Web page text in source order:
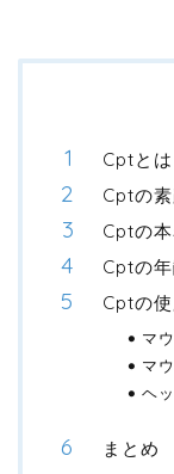
Cptと
Cptの素
Cptの
Cptの年
Cptの
マ
マ
ヘ
まとめ